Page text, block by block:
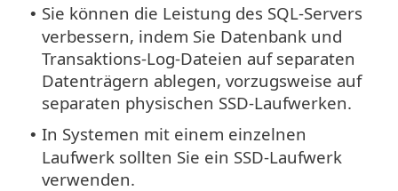
• Sie können die Leistung des SQL-Servers
verbessern, indem Sie Datenbank und
Transaktions-Log-Dateien auf separaten
Datenträgern ablegen, vorzugsweise auf
separaten physischen SSD-Laufwerken.
• In Systemen mit einem einzelnen
Laufwerk sollten Sie ein SSD-Laufwerk
verwenden.